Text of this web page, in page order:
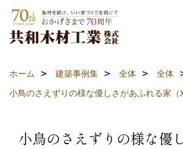
ホーム 建築事例集 全体
全体
小鳥のさえずりの様な優しさがあふれる家（
小鳥のさえずりの様な優